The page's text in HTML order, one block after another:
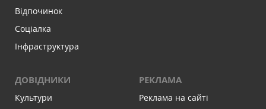
Відпочинок
Соціалка
Інфраструктура
ДОВІДНИКИ
Культури
РЕКЛАМА
Реклама на сайті